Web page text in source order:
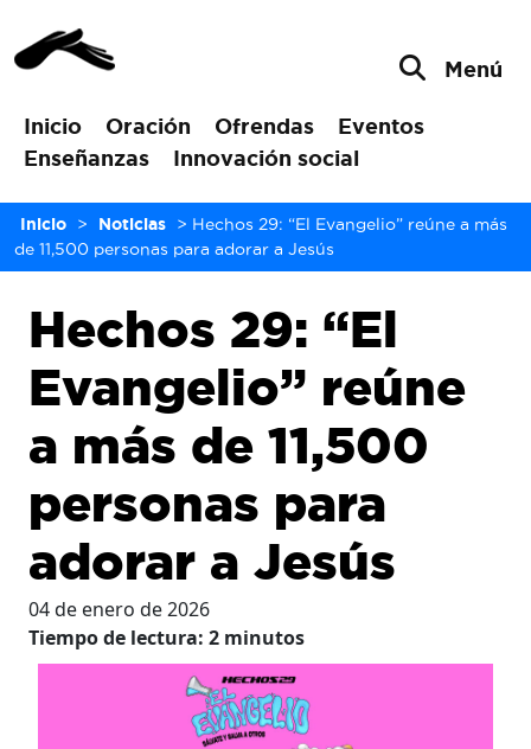
Inicio Oración Ofrendas
Eventos
Enseñanzas
Innovación social
Menú
Inicio > Noticias > Hechos 29: “El Evangelio” reúne a más
de 11,500 personas para adorar a Jesús
Hechos 29: “El
Evangelio” reúne
a más de 11,500
personas para
adorar a Jesús
04 de enero de 2026
Tiempo de lectura: 2 minutos